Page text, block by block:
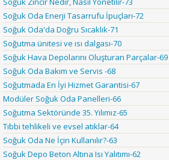
Soğuk Oda Enerji Tasarrufu İpuçları-72
Soğuk Oda'da Doğru Sıcaklık-71
Soğutma ünitesi ve ısı dalgası-70
Soğuk Hava Depolarını Oluşturan Parçalar-69
Soğuk Oda Bakım ve Servis -68
Soğutmada En İyi Hizmet Garantisi-67
Modüler Soğuk Oda Panelleri-66
Soğutma Sektöründe 35. Yılımız-65
Tıbbi tehlikeli ve evsel atıklar-64
Soğuk Oda Ne İçin Kullanılır?-63
Soğuk Depo Beton Altına Isı Yalıtımı-62